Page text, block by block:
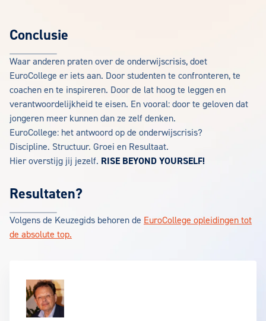
Conclusie
Waar anderen praten over de onderwijscrisis, doet
EuroCollege er iets aan. Door studenten te confronteren, te
coachen en te inspireren. Door de lat hoog te leggen en
verantwoordelijkheid te eisen. En vooral: door te geloven dat
jongeren meer kunnen dan ze zelf denken.
EuroCollege: het antwoord op de onderwijscrisis?
Discipline. Structuur. Groei en Resultaat.
Hier overstijg jij jezelf. RISE BEYOND YOURSELF!
Resultaten?
Volgens de Keuzegids behoren de EuroCollege opleidingen tot
de absolute top.